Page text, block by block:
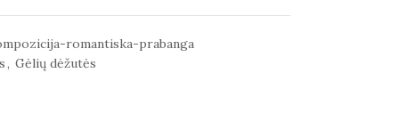
romantiska-prabanga
, Gėlių dėžutės